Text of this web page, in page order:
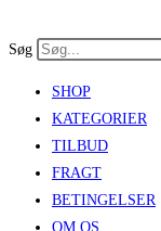
to
Søg
SHOP
KATEGORIER
TILBUD
FRAGT
BETINGELSER
OM OS